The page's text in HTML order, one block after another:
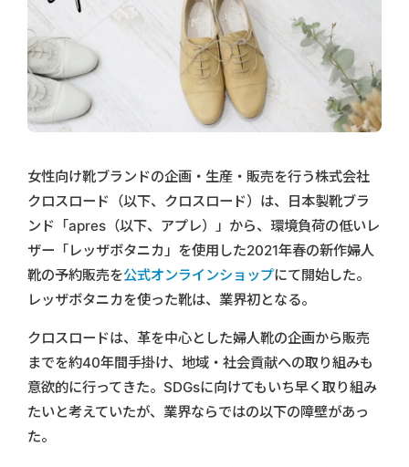
女性向け靴ブランドの企画・生産・販売を行う株式会社
クロスロード（以下、クロスロード）は、日本製靴ブラ
ンド「apres（以下、アプレ）」から、環境負荷の低いレ
ザー「レッザボタニカ」を使用した2021年春の新作婦人
靴の予約販売を公式オンラインショップにて開始した。
レッザボタニカを使った靴は、業界初となる。
クロスロードは、革を中心とした婦人靴の企画から販売
までを約40年間手掛け、地域・社会貢献への取り組みも
意欲的に行ってきた。SDGsに向けてもいち早く取り組み
たいと考えていたが、業界ならではの以下の障壁があっ
た。